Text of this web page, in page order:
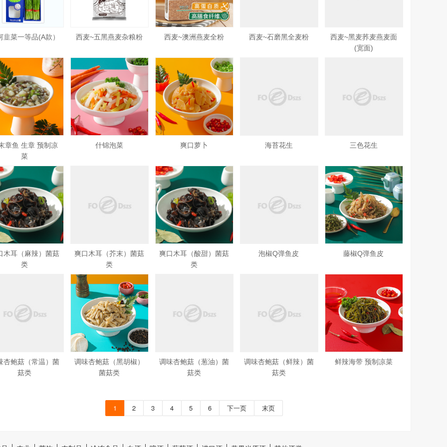
韭菜一等品(A款） 西麦~五黑燕麦杂粮粉 西麦~澳洲燕麦全粉 西麦~石磨黑全麦粉
西麦~黑麦荞麦燕麦面
(宽面)
章鱼 生章 预制凉
菜
什锦泡菜 爽口萝卜 海苔花生 三色花生
木耳（麻辣）菌菇
类
爽口木耳（芥末）菌菇
类
爽口木耳（酸甜）菌菇
类
泡椒Q弹鱼皮 藤椒Q弹鱼皮
杏鲍菇（常温）菌
菇类
调味杏鲍菇（黑胡椒）
菌菇类
调味杏鲍菇（葱油）菌
菇类
调味杏鲍菇（鲜辣）菌
菇类
鲜辣海带 预制凉菜
1 2 3 4 5 6 下一页 末页